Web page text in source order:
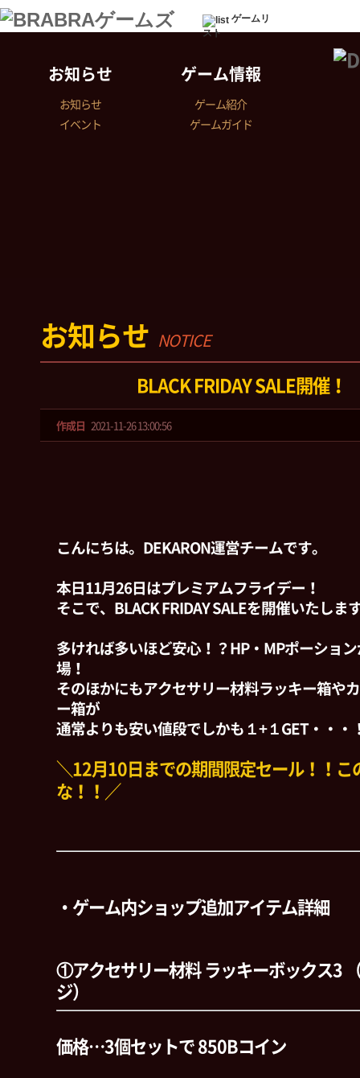
ゲームリ
スト
お知らせ
お知らせ
イベント
ゲーム情報
ゲーム紹介
ゲームガイド
お知らせ NOTICE
BLACK FRIDAY SALE開催！
作成日 2021-11-26 13:00:56
こんにちは。DEKARON運営チームです。
本日11月26日はプレミアムフライデー！
そこで、BLACK FRIDAY SALEを開催いたしま
多ければ多いほど安心！？HP・MPポーショ
場！
そのほかにもアクセサリー材料ラッキー箱や
ー箱が
通常よりも安い値段でしかも１+１GET・・・
＼12月10日までの期間限定セール！！こ
な！！／
・ゲーム内ショップ追加アイテム詳細
①アクセサリー材料 ラッキーボックス3
ジ）
価格…3個セットで 850Bコイン